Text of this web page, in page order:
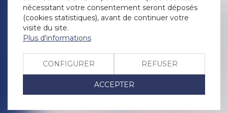
régime matrimoniaux
Source :www.capital.fr
requis. Une union qui entraîne
des devoirs et influe sur la
gestion du patrimoine...Lire la
suite
nécessitant votre consentement seront déposés
(cookies statistiques), avant de continuer votre
visite du site.
Plus d'informations
CONFIGURER REFUSER
ACCEPTER